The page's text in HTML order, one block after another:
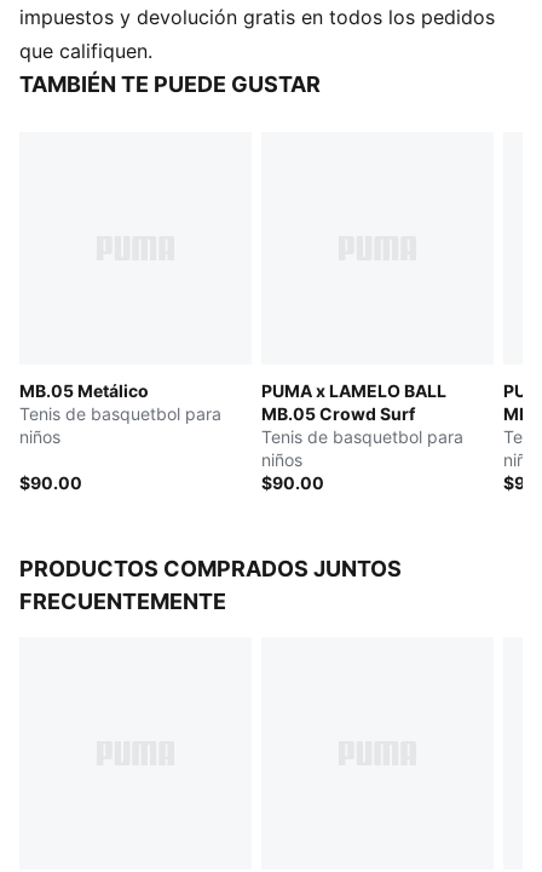
DETALLES
Ancho: regular
Tipo de puntera: redondeada
impuestos y devolución gratis en todos los pedidos
que califiquen.
TAMBIÉN TE PUEDE GUSTAR
MB.05 Metálico
Tenis de basquetbol para
niños
$90.00
PUMA x LAMELO BALL
MB.05 Crowd Surf
Tenis de basquetbol para
niños
$90.00
PRODUCTOS COMPRADOS JUNTOS
FRECUENTEMENTE